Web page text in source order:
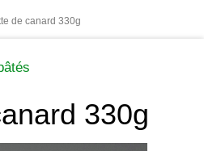
de canard 330g
330g